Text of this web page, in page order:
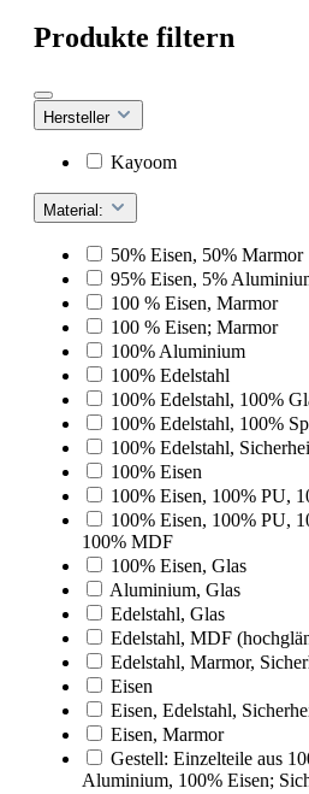
Produkte filtern
Hersteller
Kayoom
Material:
50% Eisen, 50% Marmor
95% Eisen, 5%
100 % Eisen, Marmor
100 % Eisen; Marmor
100% Aluminium
100% Edelstahl
100% Edelstahl, 100%
100% Edelstahl, 100%
100% Edelstahl,
100% Eisen
100% Eisen, 100% PU,
100% Eisen, 100% PU,
100% MDF
100% Eisen, Glas
Aluminium, Glas
Edelstahl, Glas
Edelstahl, MDF
Edelstahl, Marmor,
Eisen
Eisen, Edelstahl,
Eisen, Marmor
Gestell: Einzelteile aus
Aluminium, 100% Eisen;